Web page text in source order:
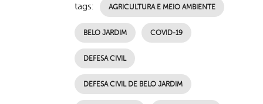
tags: AGRICULTURA E MEIO AMBIENTE
BELO JARDIM COVID-19
DEFESA CIVIL
DEFESA CIVIL DE BELO JARDIM